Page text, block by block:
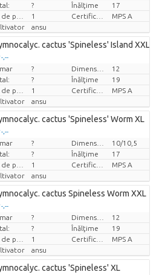
? Înălţime
17
1
MPS A
ansu
cactus 'Spineless' Island XXL
-,--
per bucata
?
12
? Înălţime
19
1
MPS A
ansu
cactus 'Spineless' Worm XL
-,--
per bucata
?
10/10,5
? Înălţime
17
1
MPS A
ansu
cactus Spineless Worm XXL
-,--
per bucata
?
12
? Înălţime
19
1
MPS A
ansu
cactus 'Spineless' XL